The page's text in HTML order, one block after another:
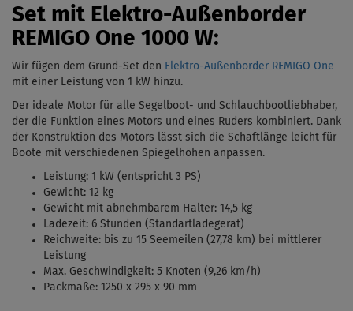
Set mit Elektro-Außenborder
REMIGO One 1000 W:
Wir fügen dem Grund-Set den Elektro-Außenborder REMIGO One
mit einer Leistung von 1 kW hinzu.
Der ideale Motor für alle Segelboot- und Schlauchbootliebhaber,
der die Funktion eines Motors und eines Ruders kombiniert. Dank
der Konstruktion des Motors lässt sich die Schaftlänge leicht für
Boote mit verschiedenen Spiegelhöhen anpassen.
Leistung: 1 kW (entspricht 3 PS)
Gewicht: 12 kg
Gewicht mit abnehmbarem Halter: 14,5 kg
Ladezeit: 6 Stunden (Standartladegerät)
Reichweite: bis zu 15 Seemeilen (27,78 km) bei mittlerer
Leistung
Max. Geschwindigkeit: 5 Knoten (9,26 km/h)
Packmaße: 1250 x 295 x 90 mm